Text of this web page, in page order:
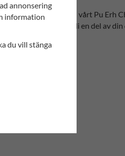
komplexa smakerna i vårt Pu Erh
och låt teet bli en del av
annonsering
information
du vill stänga